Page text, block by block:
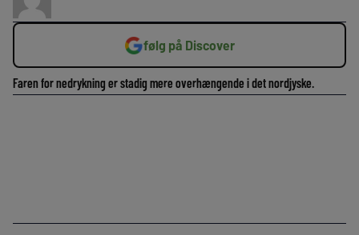
følg på Discover
Faren for nedrykning er stadig mere overhængende i det nordjyske.